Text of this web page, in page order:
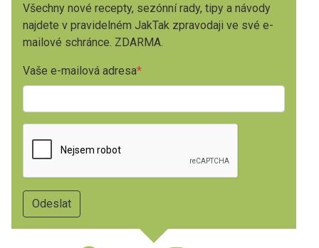
Všechny nové recepty, sezónní rady, tipy a návody
najdete v pravidelném JakTak zpravodaji ve své e-
mailové schránce. ZDARMA.
Vaše e-mailová adresa